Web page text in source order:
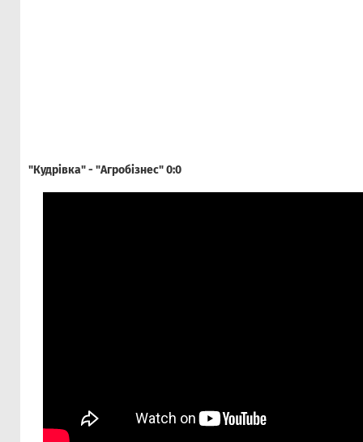
"Кудрівка" - "Агробізнес" 0:0